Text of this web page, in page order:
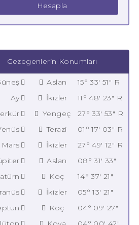
Hesapla
Gezegenlerin Konumları
Aslan
15° 33' 51" R
Ay
İkizler
11° 48' 23" R
Yengeç
27° 33' 53" R
Terazi
01° 17' 03" R
Mars
İkizler
27° 49' 12" R
Aslan
08° 31' 33"
Koç
14° 37' 21"
İkizler
05° 13' 21"
Koç
04° 09' 27"